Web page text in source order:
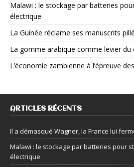
Malawi : le stockage par batteries
électrique
La Guinée réclame ses manuscrits
La gomme arabique comme levier du
L’économie zambienne à l’épreuve
ARTICLES RÉCENTS
Il a démasqué Wagner, la France lui
Malawi : le stockage par batteries pour
électrique